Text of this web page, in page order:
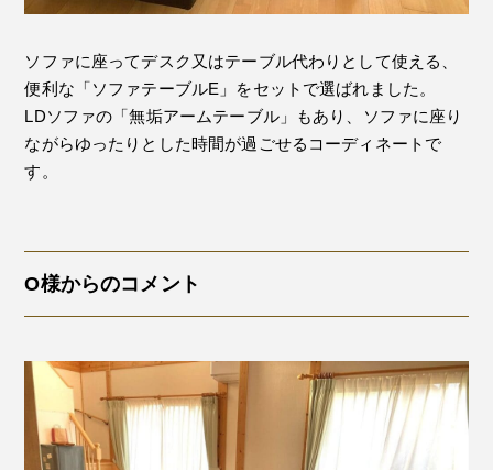
ソファに座ってデスク又はテーブル代わりとして使える、
便利な「ソファテーブルE」をセットで選ばれました。
LDソファの「無垢アームテーブル」もあり、ソファに座り
ながらゆったりとした時間が過ごせるコーディネートで
す。
O様からのコメント